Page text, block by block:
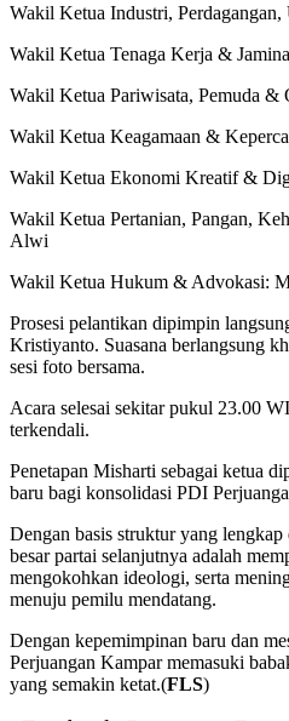
Wakil Ketua Industri,
Wakil Ketua Tenaga Kerja &
Wakil Ketua Pariwisata, Pemuda &
Wakil Ketua Keagamaan &
Wakil Ketua Ekonomi Kreatif &
Wakil Ketua Pertanian, Pangan,
Alwi
Wakil Ketua Hukum & Advokasi:
Prosesi pelantikan dipimpin
Kristiyanto. Suasana berlangsung
sesi foto bersama.
Acara selesai sekitar pukul 23.00
terkendali.
Penetapan Misharti sebagai ketua
baru bagi konsolidasi PDI
Dengan basis struktur yang
besar partai selanjutnya adalah
mengokohkan ideologi, serta
menuju pemilu mendatang.
Dengan kepemimpinan baru dan
Perjuangan Kampar memasuki
yang semakin ketat.(FLS)